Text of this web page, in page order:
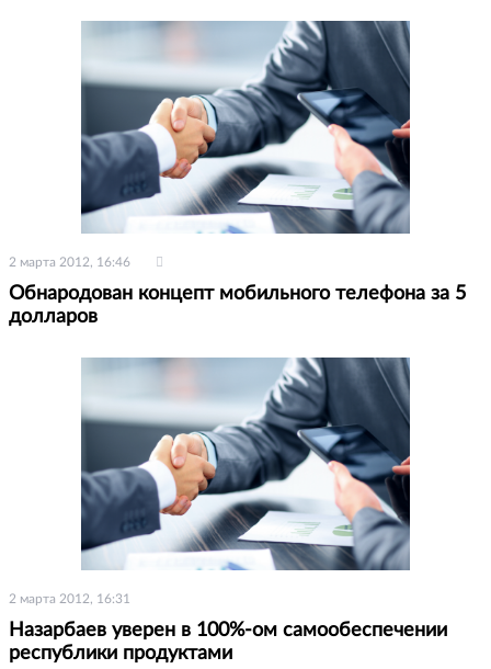
2 марта 2012, 16:46
Обнародован концепт мобильного телефона за 5
долларов
2 марта 2012, 16:31
Назарбаев уверен в 100%-ом самообеспечении
республики продуктами